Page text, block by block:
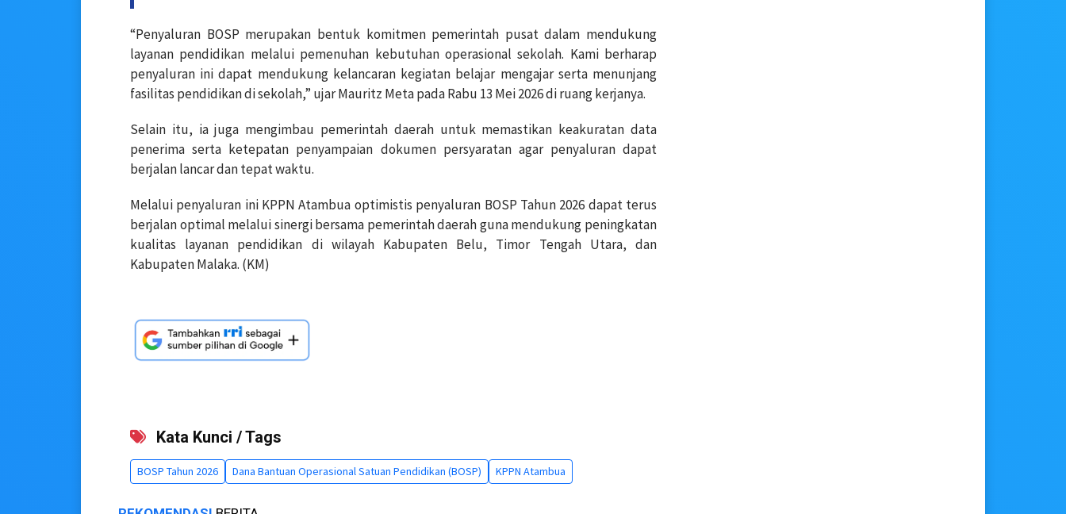
“Penyaluran BOSP merupakan bentuk komitmen pemerintah pusat dalam mendukung
layanan pendidikan melalui pemenuhan kebutuhan operasional sekolah. Kami berharap
penyaluran ini dapat mendukung kelancaran kegiatan belajar mengajar serta menunjang
fasilitas pendidikan di sekolah,” ujar Mauritz Meta pada Rabu 13 Mei 2026 di ruang kerjanya.
Selain itu, ia juga mengimbau pemerintah daerah untuk memastikan keakuratan data
penerima serta ketepatan penyampaian dokumen persyaratan agar penyaluran dapat
berjalan lancar dan tepat waktu.
Melalui penyaluran ini KPPN Atambua optimistis penyaluran BOSP Tahun 2026 dapat terus
berjalan optimal melalui sinergi bersama pemerintah daerah guna mendukung peningkatan
kualitas layanan pendidikan di wilayah Kabupaten Belu, Timor Tengah Utara, dan
Kabupaten Malaka. (KM)
Kata Kunci / Tags
BOSP Tahun 2026 Dana Bantuan Operasional Satuan Pendidikan (BOSP) KPPN Atambua